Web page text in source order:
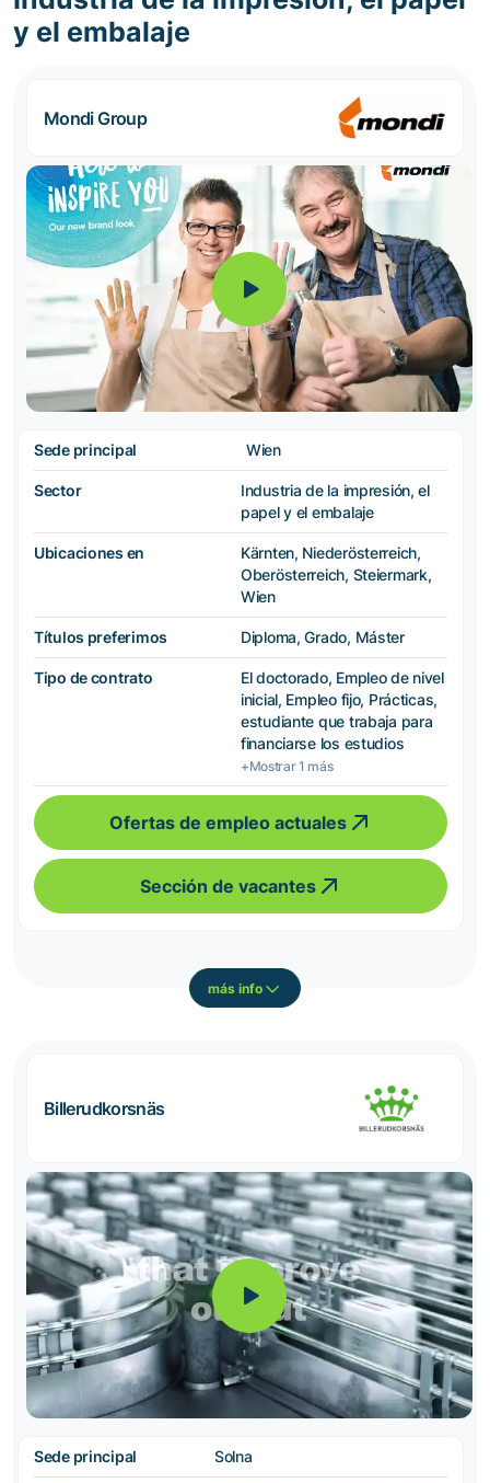
y el embalaje
Mondi Group
Sede principal Wien
Sector
Industria de la impresión, el
papel y el embalaje
Ubicaciones en
Kärnten, Niederösterreich,
Oberösterreich, Steiermark,
Wien
Títulos preferimos Diploma, Grado, Máster
Tipo de contrato
El doctorado, Empleo de nivel
inicial, Empleo fijo, Prácticas,
estudiante que trabaja para
financiarse los estudios
+Mostrar 1 más
Ofertas de empleo actuales
Sección de vacantes
más info
Billerudkorsnäs
Sede principal Solna